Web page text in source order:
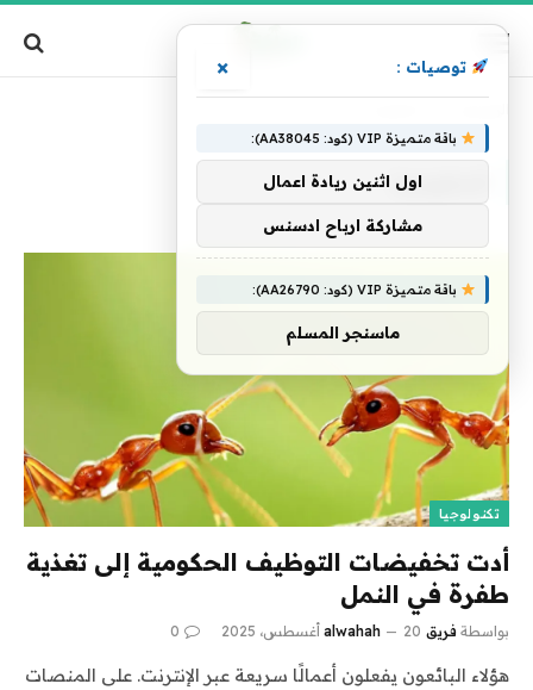
الحكومية
تكنولوجيا
أدت تخفيضات التوظيف الحكومية إلى تغذية
طفرة في النمل
بواسطة فريق alwahah 20 أغسطس، 2025 0
هؤلاء البائعون يفعلون أعمالًا سريعة عبر الإنترنت. على المنصات
توصيات : ×
باقة متميزة VIP (كود: AA38045):
اول اثنين ريادة اعمال
مشاركة ارباح ادسنس
باقة متميزة VIP (كود: AA26790):
ماسنجر المسلم